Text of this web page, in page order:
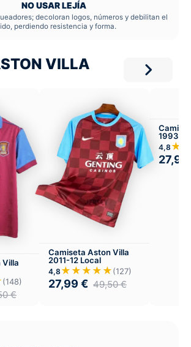
NO USAR LEJÍA
decoloran logos, números y debilitan el
perdiendo resistencia y forma.
VILLA
Villa
(148)
€
Camiseta Aston Villa
2011-12 Local
4,8 ★★★★★(127)
27,99 € 49,50€
1993-
4,8
27,99